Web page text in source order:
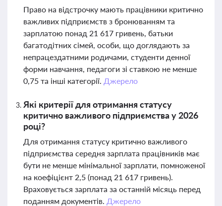
Право на відстрочку мають працівники критично
важливих підприємств з бронюванням та
зарплатою понад 21 617 гривень, батьки
багатодітних сімей, особи, що доглядають за
непрацездатними родичами, студенти денної
форми навчання, педагоги зі ставкою не менше
0,75 та інші категорії. Джерело
Які критерії для отримання статусу
критично важливого підприємства у 2026
році?
Для отримання статусу критично важливого
підприємства середня зарплата працівників має
бути не менше мінімальної зарплати, помноженої
на коефіцієнт 2,5 (понад 21 617 гривень).
Враховується зарплата за останній місяць перед
поданням документів. Джерело